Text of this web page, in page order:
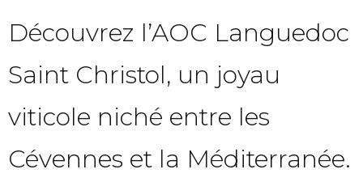
Découvrez l’AOC Languedoc
Saint Christol, un joyau
viticole niché entre les
Cévennes et la Méditerranée.